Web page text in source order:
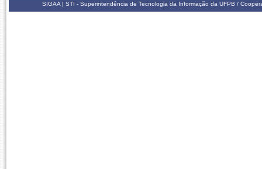
SIGAA | STI - Superintendência de Tecnologia da Informação da UFPB /